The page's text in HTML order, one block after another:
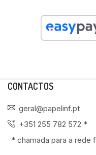
CONTACTOS
geral@papelinf.pt
+351 255 782 572 *
* chamada para a rede